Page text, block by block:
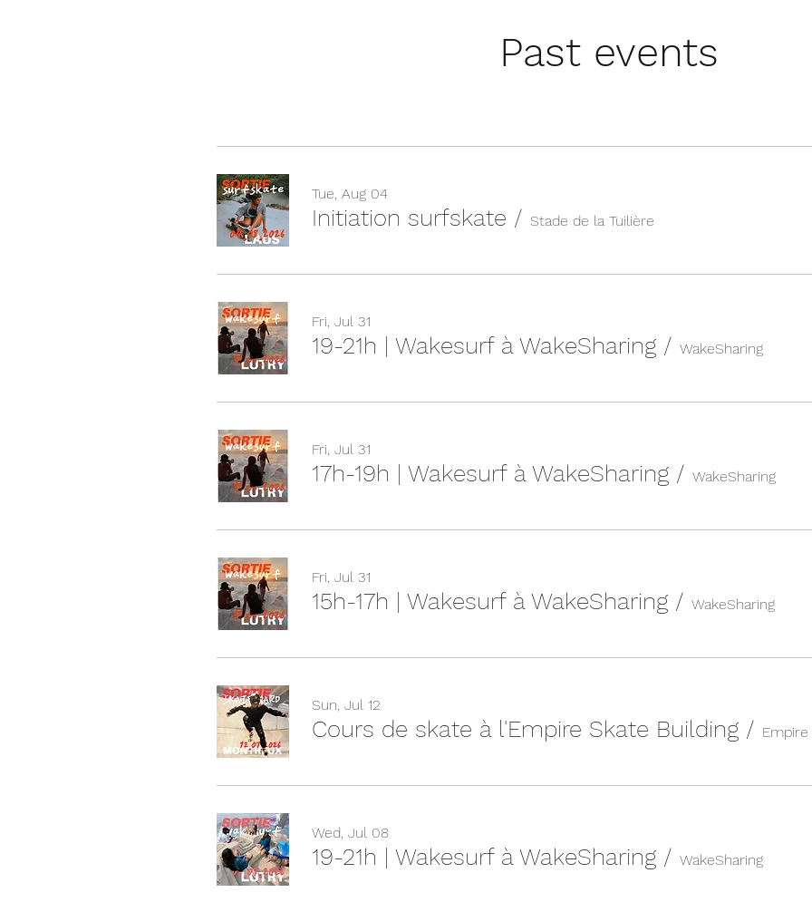
Past events
Tue, Aug 04
Initiation surfskate / Stade de la Tuilière
Fri, Jul 31
19-21h | Wakesurf à WakeSharing / WakeSharing
Fri, Jul 31
17h-19h | Wakesurf à WakeSharing / WakeSharing
Fri, Jul 31
15h-17h | Wakesurf à WakeSharing / WakeSharing
Sun, Jul 12
Cours de skate à l'Empire Skate Building /
Wed, Jul 08
19-21h | Wakesurf à WakeSharing / WakeSharing